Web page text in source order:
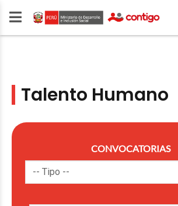
Talento Humano
CONVOCATORIAS